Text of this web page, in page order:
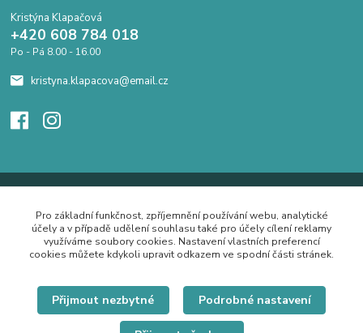
Kristýna Klapačová
+420 608 784 018
Po - Pá 8.00 - 16.00
kristyna.klapacova@email.cz
Pro základní funkčnost, zpříjemnění používání webu, analytické
účely a v případě udělení souhlasu také pro účely cílení reklamy
využíváme soubory cookies. Nastavení vlastních preferencí
cookies můžete kdykoli upravit odkazem ve spodní části stránek.
Přijmout nezbytné Podrobné nastavení